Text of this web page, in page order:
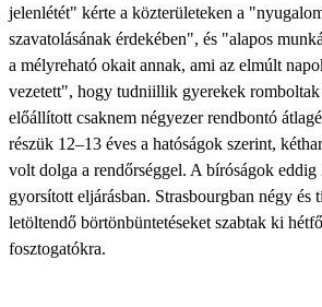
jelenlétét" kérte a közterületeken a
szavatolásának érdekében", és "alapos
a mélyreható okait annak, ami az elmúlt
vezetett", hogy tudniillik gyerekek
előállított csaknem négyezer rendbontó
részük 12–13 éves a hatóságok szerint,
volt dolga a rendőrséggel. A bíróságok
gyorsított eljárásban. Strasbourgban négy és
letöltendő börtönbüntetéseket szabtak ki
fosztogatókra.